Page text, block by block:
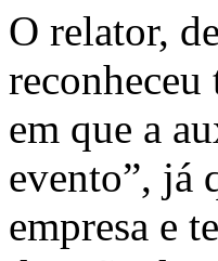
O relator,
reconheceu
em que a
evento”, já
empresa e